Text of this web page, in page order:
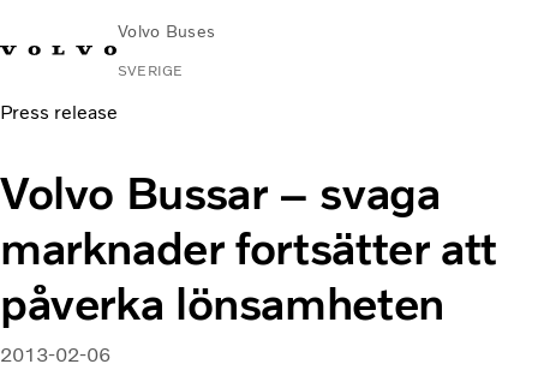
Volvo Buses
SVERIGE
Change MarketKontakta oss
Stads- och intercitytrafik
Turistbussar
Tjänster
Varför Volvo?
Nyheter & stories
Kontakt
Press release
Volvo Bussar – svaga
marknader fortsätter att
påverka lönsamheten
2013-02-06